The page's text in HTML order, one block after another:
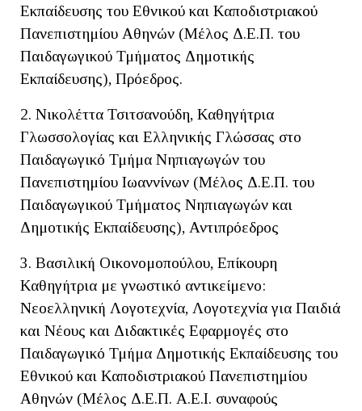
Εκπαίδευσης του Εθνικού και Καποδιστριακού
Πανεπιστημίου Αθηνών (Μέλος Δ.Ε.Π. του
Παιδαγωγικού Τμήματος Δημοτικής
Εκπαίδευσης), Πρόεδρος.
2. Νικολέττα Τσιτσανούδη, Καθηγήτρια
Γλωσσολογίας και Ελληνικής Γλώσσας στο
Παιδαγωγικό Τμήμα Νηπιαγωγών του
Πανεπιστημίου Ιωαννίνων (Μέλος Δ.Ε.Π. του
Παιδαγωγικού Τμήματος Νηπιαγωγών και
Δημοτικής Εκπαίδευσης), Αντιπρόεδρος
3. Βασιλική Οικονομοπούλου, Επίκουρη
Καθηγήτρια με γνωστικό αντικείμενο:
Νεοελληνική Λογοτεχνία, Λογοτεχνία για Παιδιά
και Νέους και Διδακτικές Εφαρμογές στο
Παιδαγωγικό Τμήμα Δημοτικής Εκπαίδευσης του
Εθνικού και Καποδιστριακού Πανεπιστημίου
Αθηνών (Μέλος Δ.Ε.Π. Α.Ε.Ι. συναφούς